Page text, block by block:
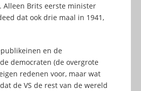
Alleen Brits eerste minister
dat ook drie maal in 1941,
en de
democraten (de overgrote
redenen voor, maar wat
de VS de rest van de wereld